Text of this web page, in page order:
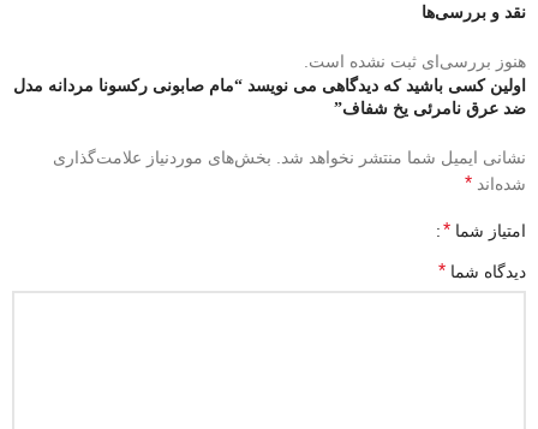
نقد و بررسی‌ها
هنوز بررسی‌ای ثبت نشده است.
اولین کسی باشید که دیدگاهی می نویسد “مام صابونی رکسونا مردانه مدل
ضد عرق نامرئی یخ شفاف”
نشانی ایمیل شما منتشر نخواهد شد.
بخش‌های موردنیاز علامت‌گذاری
شده‌اند *
امتیاز شما *
دیدگاه شما *